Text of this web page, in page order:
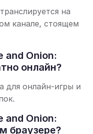
на
канале, стоящем
and Onion:
онлайн?
для онлайн-игры и
and Onion:
браузере?